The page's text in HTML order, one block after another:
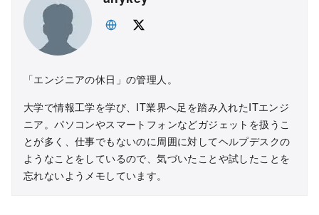
「エンジニアの休日」の管理人。
大学で情報工学を学び、IT業界へ足を踏み入れたITエンジ
ニア。パソコンやスマートフォンなどガジェットを扱うこ
とが多く、仕事でもないのに周囲に対してヘルプデスクの
ようなことをしているので、気づいたことや試したことを
忘れないようメモしています。